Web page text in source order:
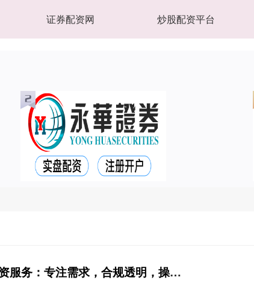
证券配资网 炒股配资平台
股票配资案例 长沙配资服务：专注需求，合规透明，操作便捷